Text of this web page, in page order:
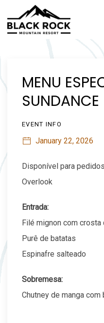
MENU
SUNDANCE
EVENT INFO
January 22, 2026
Disponível para
Overlook
Entrada:
Filé mignon com
Purê de batatas
Espinafre salteado
Sobremesa:
Chutney de manga com